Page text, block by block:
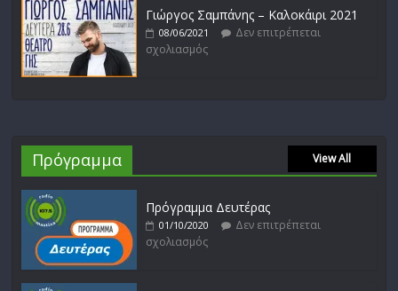
Γιώργος Σαμπάνης – Καλοκάιρι 2021
08/06/2021
Δεν επιτρέπεται
σχολιασμός
Πρόγραμμα View All
Πρόγραμμα Δευτέρας
01/10/2020
Δεν επιτρέπεται
σχολιασμός